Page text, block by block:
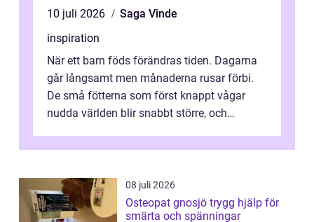
10 juli 2026
Saga Vinde
inspiration
När ett barn föds förändras tiden. Dagarna
går långsamt men månaderna rusar förbi.
De små fötterna som först knappt vågar
nudda världen blir snabbt större, och
08 juli 2026
Osteopat gnosjö trygg hjälp för
smärta och spänningar